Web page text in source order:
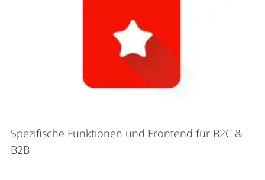
Spezifische Funktionen und Frontend für B2C &
B2B